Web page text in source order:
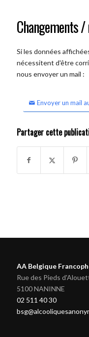
Changements
Si les données
nécessitent d'être
nous envoyer un mail :
Envoyer un mail
Partager cette
AA Belgique
Rue des Pieds
5100 NANINNE
02 511 40 30